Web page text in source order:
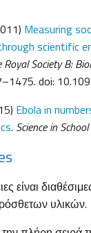
Measuring
scientific
Society B:
doi:
Ebola in
. Science in School
είναι
υλικών.